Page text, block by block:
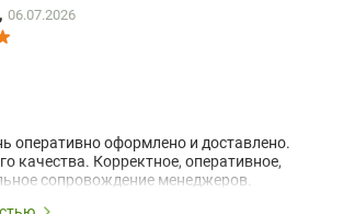
06.07.2026
оперативно оформлено и доставлено.
качества. Корректное, оперативное,
сопровождение менеджеров.